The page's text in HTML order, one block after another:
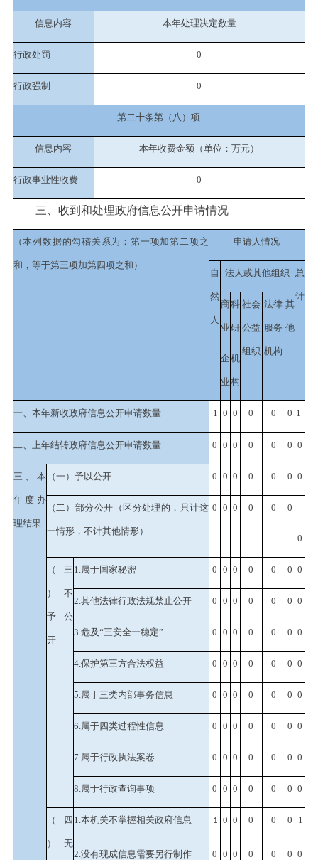
信息内容 本年处理决定数量
行政处罚 0
行政强制 0
第二十条第（八）项
信息内容 本年收费金额（单位：万元）
行政事业性收费 0
三、收到和处理政府信息公开申请情况
（本列数据的勾稽关系为：第一项加第二项之
和，等于第三项加第四项之和）
申请人情况
自
然
人
法人或其他组织 总
计
商
业
企
业
科
研
机
构
社会
公益
组织
法律
服务
机构
其
他
一、本年新收政府信息公开申请数量 1 0 0 0 0 0 1
二、上年结转政府信息公开申请数量 0 0 0 0 0 0 0
三、本
年度办
理结果
（一）予以公开 0 0 0 0 0 0 0
（二）部分公开 （区分处理的，只计这
一情形，不计其他情形）
0 0 0 0 0 0
0
（三
）不
予公
开
1.属于国家秘密 0 0 0 0 0 0 0
2.其他法律行政法规禁止公开 0 0 0 0 0 0 0
3.危及“三安全一稳定” 0 0 0 0 0 0 0
4.保护第三方合法权益 0 0 0 0 0 0 0
5.属于三类内部事务信息 0 0 0 0 0 0 0
6.属于四类过程性信息 0 0 0 0 0 0 0
7.属于行政执法案卷 0 0 0 0 0 0 0
8.属于行政查询事项 0 0 0 0 0 0 0
（四
）无
1.本机关不掌握相关政府信息 1 0 0 0 0 0 1
2.没有现成信息需要另行制作 0 0 0 0 0 0 0